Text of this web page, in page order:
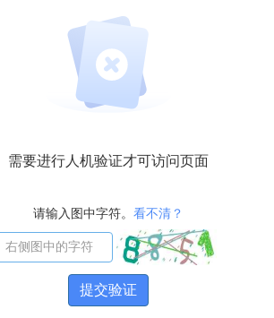
需要进行人机验证才可访问页面
请输入图中字符。 看不清？
提交验证